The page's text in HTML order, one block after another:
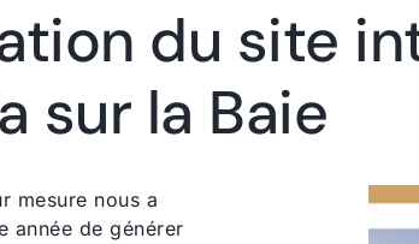
du site
sur la Baie
mesure nous a
année de générer